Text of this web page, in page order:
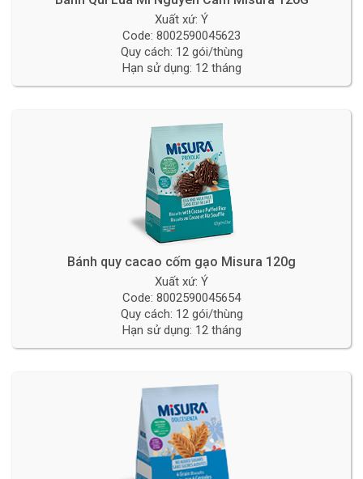
Xuất xứ: Ý
Code: 8002590045623
Quy cách: 12 gói/thùng
Hạn sử dụng: 12 tháng
Bánh quy cacao cốm gạo Misura 120g
Xuất xứ: Ý
Code: 8002590045654
Quy cách: 12 gói/thùng
Hạn sử dụng: 12 tháng